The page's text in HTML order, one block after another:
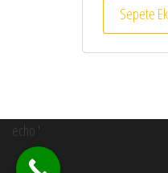
Sepete
echo '